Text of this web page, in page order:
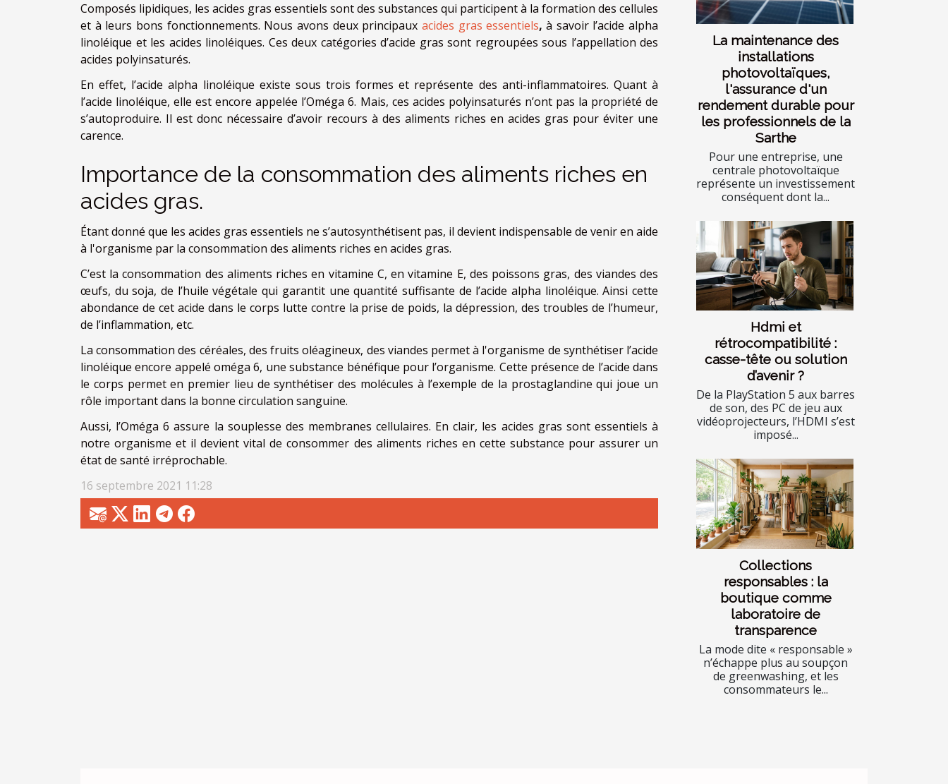
Composés lipidiques, les acides gras essentiels sont des substances qui participent à la formation des cellules
et à leurs bons fonctionnements. Nous avons deux principaux acides gras essentiels,à savoir l’acide alpha
linoléique et les acides linoléiques. Ces deux catégories d’acide gras sont regroupées sous l’appellation des
acides polyinsaturés.
En effet, l’acide alpha linoléique existe sous trois formes et représente des anti-inflammatoires. Quant à
l’acide linoléique, elle est encore appelée l’Oméga 6. Mais, ces acides polyinsaturés n’ont pas la propriété de
s’autoproduire. Il est donc nécessaire d’avoir recours à des aliments riches en acides gras pour éviter une
carence.
Importance de la consommation des aliments riches en
acides gras.
Étant donné que les acides gras essentiels ne s’autosynthétisent pas, il devient indispensable de venir en aide
à l'organisme par la consommation des aliments riches en acides gras.
C’est la consommation des aliments riches en vitamine C, en vitamine E, des poissons gras, des viandes des
œufs, du soja, de l’huile végétale qui garantit une quantité suffisante de l’acide alpha linoléique. Ainsi cette
abondance de cet acide dans le corps lutte contre la prise de poids, la dépression, des troubles de l’humeur,
de l’inflammation, etc.
La consommation des céréales, des fruits oléagineux, des viandes permet à l'organisme de synthétiser l’acide
linoléique encore appelé oméga 6, une substance bénéfique pour l’organisme. Cette présence de l’acide dans
le corps permet en premier lieu de synthétiser des molécules à l’exemple de la prostaglandine qui joue un
rôle important dans la bonne circulation sanguine.
Aussi, l’Oméga 6 assure la souplesse des membranes cellulaires. En clair, les acides gras sont essentiels à
notre organisme et il devient vital de consommer des aliments riches en cette substance pour assurer un
état de santé irréprochable.
16 septembre 2021 11:28
La maintenance des
installations
photovoltaïques,
l'assurance d'un
rendement durable pour
les professionnels de la
Sarthe
Pour une entreprise, une
centrale photovoltaïque
représente un investissement
conséquent dont la...
Hdmi et
rétrocompatibilité :
casse-tête ou solution
d’avenir ?
De la PlayStation 5 aux barres
de son, des PC de jeu aux
vidéoprojecteurs, l’HDMI s’est
imposé...
Collections
responsables : la
boutique comme
laboratoire de
transparence
La mode dite « responsable »
n’échappe plus au soupçon
de greenwashing, et les
consommateurs le...